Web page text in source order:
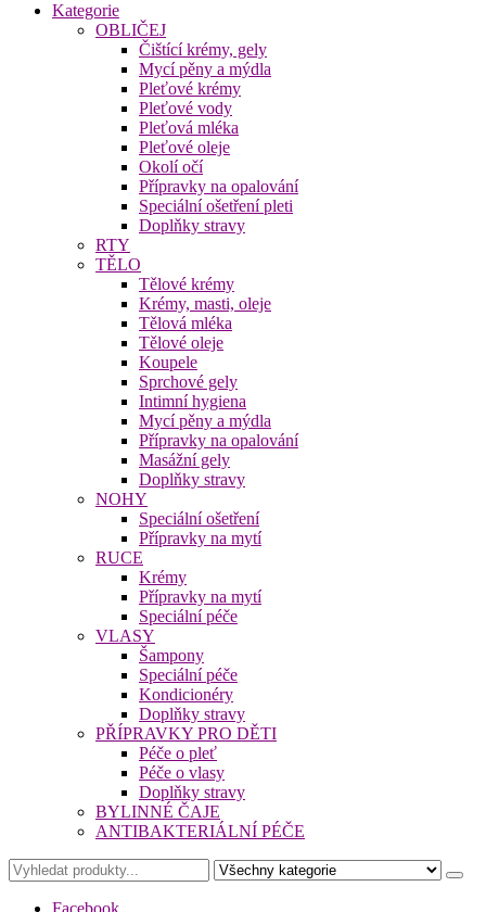
Kategorie
OBLIČEJ
Čištící krémy, gely
Mycí pěny a mýdla
Pleťové krémy
Pleťové vody
Pleťová mléka
Pleťové oleje
Okolí očí
Přípravky na opalování
Speciální ošetření pleti
Doplňky stravy
RTY
TĚLO
Tělové krémy
Krémy, masti, oleje
Tělová mléka
Tělové oleje
Koupele
Sprchové gely
Intimní hygiena
Mycí pěny a mýdla
Přípravky na opalování
Masážní gely
Doplňky stravy
NOHY
Speciální ošetření
Přípravky na mytí
RUCE
Krémy
Přípravky na mytí
Speciální péče
VLASY
Šampony
Speciální péče
Kondicionéry
Doplňky stravy
PŘÍPRAVKY PRO DĚTI
Péče o pleť
Péče o vlasy
Doplňky stravy
BYLINNÉ ČAJE
ANTIBAKTERIÁLNÍ PÉČE